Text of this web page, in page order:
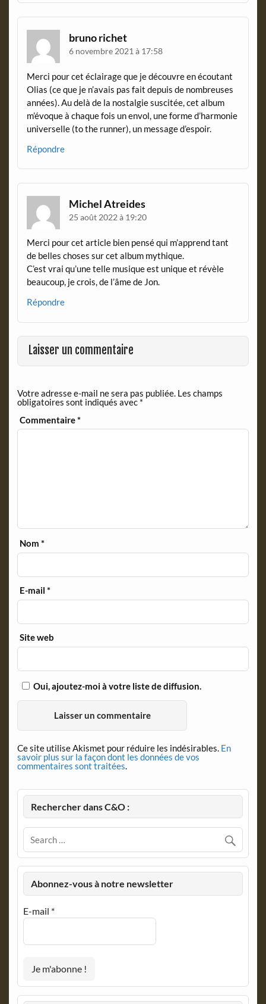
bruno richet
6 novembre 2021 à 17:58
Merci pour cet éclairage que je découvre en écoutant
Olias (ce que je n’avais pas fait depuis de nombreuses
années). Au delà de la nostalgie suscitée, cet album
m’évoque à chaque fois un envol, une forme d’harmonie
universelle (to the runner), un message d’espoir.
Répondre
Michel Atreides
25 août 2022 à 19:20
Merci pour cet article bien pensé qui m’apprend tant
de belles choses sur cet album mythique.
C’est vrai qu’une telle musique est unique et révèle
beaucoup, je crois, de l’âme de Jon.
Répondre
Laisser un commentaire
Votre adresse e-mail ne sera pas publiée. Les champs
obligatoires sont indiqués avec *
Commentaire*
Nom*
E-mail*
Site web
Oui, ajoutez-moi à votre liste de diffusion.
Ce site utilise Akismet pour réduire les indésirables. En
savoir plus sur la façon dont les données de vos
commentaires sont traitées.
Rechercher dans C&O :
Abonnez-vous à notre newsletter
E-mail *